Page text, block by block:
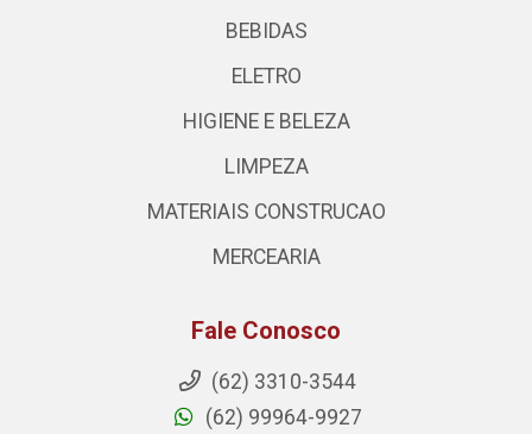
BEBIDAS
ELETRO
HIGIENE E BELEZA
LIMPEZA
MATERIAIS CONSTRUCAO
MERCEARIA
Fale Conosco
(62) 3310-3544
(62) 99964-9927